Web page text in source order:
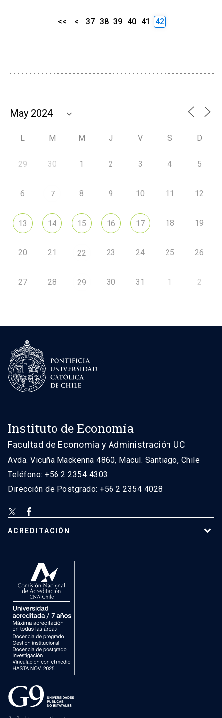
<< < 37 38 39 40 41 42
L M M J V S D
29 30 1 2 3 4 5
6 7 8 9 10 11 12
13 14 15 16 17 18 19
20 21 22 23 24 25 26
27 28 29 30 31 1 2
Instituto de Economía
Facultad de Economía y Administración UC
Avda. Vicuña Mackenna 4860, Macul. Santiago, Chile
Teléfono: +56 2 2354 4303
Dirección de Postgrado: +56 2 2354 4028
ACREDITACIÓN